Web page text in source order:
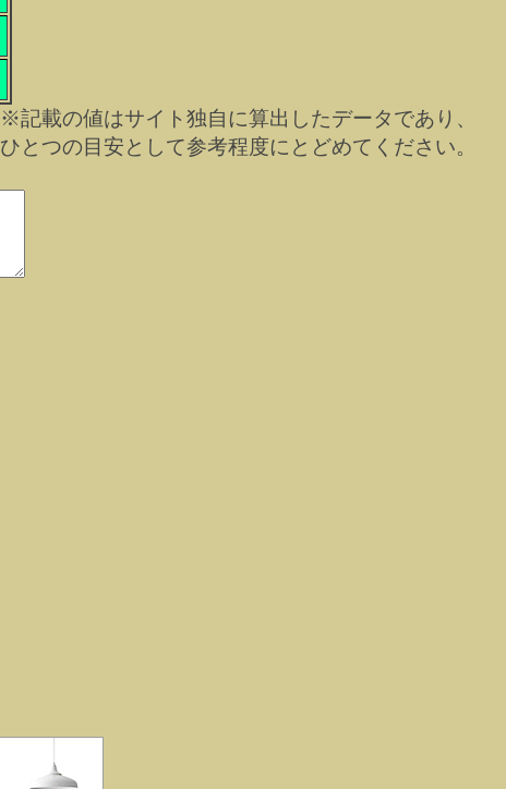
※記載の値はサイト独自に算出したデータであり、
ひとつの目安として参考程度にとどめてください。